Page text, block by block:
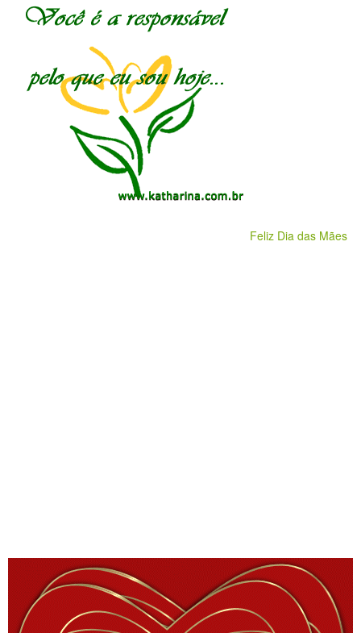
Feliz Dia das Mães